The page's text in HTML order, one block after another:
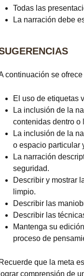
Todas las
La narración debe
continuación se
El uso de etiquetas
La inclusión de la
contenidas dentro o
La inclusión de la
o espacio particular
La narración
seguridad.
Describir y mostrar
limpio.
Describir las
Describir las
Mantenga su
proceso de
Recuerde que la meta
lograr comprensión de